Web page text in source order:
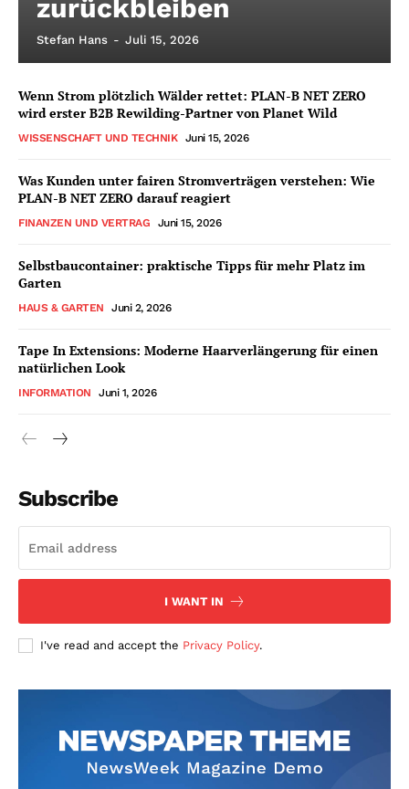
zurückbleiben
Stefan Hans - Juli 15, 2026
Wenn Strom plötzlich Wälder rettet: PLAN-B NET ZERO
wird erster B2B Rewilding-Partner von Planet Wild
WISSENSCHAFT UND TECHNIK Juni 15, 2026
Was Kunden unter fairen Stromverträgen verstehen: Wie
PLAN-B NET ZERO darauf reagiert
FINANZEN UND VERTRAG Juni 15, 2026
Selbstbaucontainer: praktische Tipps für mehr Platz im
Garten
HAUS & GARTEN Juni 2, 2026
Tape In Extensions: Moderne Haarverlängerung für einen
natürlichen Look
INFORMATION Juni 1, 2026
Subscribe
I WANT IN
I've read and accept the Privacy Policy.